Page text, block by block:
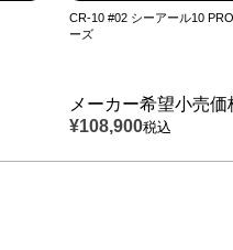
CR-10 #02 シーアール10
ーズ
メーカー希望小売価
¥108,900税込